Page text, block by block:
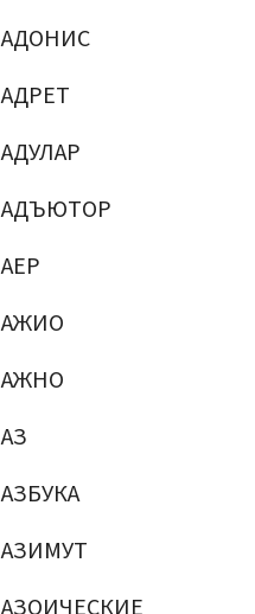
АДОНИС
АДРЕТ
АДУЛАР
АДЪЮТОР
АЕР
АЖИО
АЖНО
АЗ
АЗБУКА
АЗИМУТ